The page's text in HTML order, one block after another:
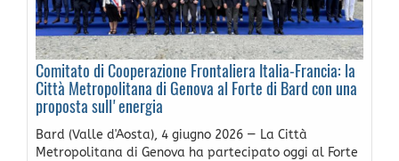
Comitato di Cooperazione Frontaliera Italia-Francia: la
Città Metropolitana di Genova al Forte di Bard con una
proposta sull'energia
Bard (Valle d'Aosta), 4 giugno 2026 — La Città
Metropolitana di Genova ha partecipato oggi al Forte